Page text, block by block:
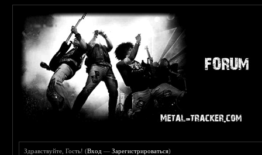
Здравствуйте, Гость! (Вход —Зарегистрироваться)